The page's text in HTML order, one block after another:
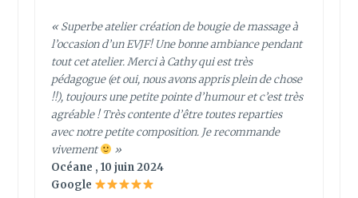
« Superbe atelier création de bougie de massage à
l’occasion d’un EVJF! Une bonne ambiance pendant
tout cet atelier. Merci à Cathy qui est très
pédagogue (et oui, nous avons appris plein de chose
!!), toujours une petite pointe d’humour et c’est très
agréable ! Très contente d’être toutes reparties
avec notre petite composition. Je recommande
vivement
»
Océane , 10 juin 2024
Google